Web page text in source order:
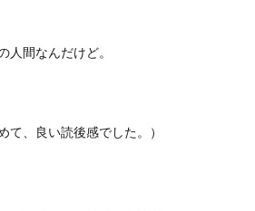
人間なんだけど。
て、良い読後感でした。）